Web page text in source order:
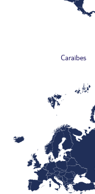
Caraïbes